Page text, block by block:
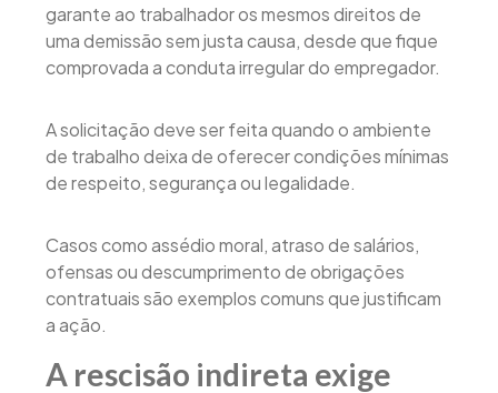
garante ao trabalhador os mesmos direitos de
uma demissão sem justa causa, desde que fique
comprovada a conduta irregular do empregador.
A solicitação deve ser feita quando o ambiente
de trabalho deixa de oferecer condições mínimas
de respeito, segurança ou legalidade.
Casos como assédio moral, atraso de salários,
ofensas ou descumprimento de obrigações
contratuais são exemplos comuns que justificam
a ação.
A rescisão indireta exige